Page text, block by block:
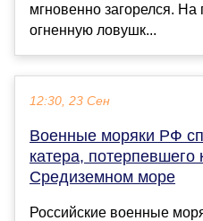
мгновенно загорелся.
огненную ловушк...
12:30, 23 Сен
Военные моряки РФ
катера, потерпевшего
Средиземном море
Российские военные